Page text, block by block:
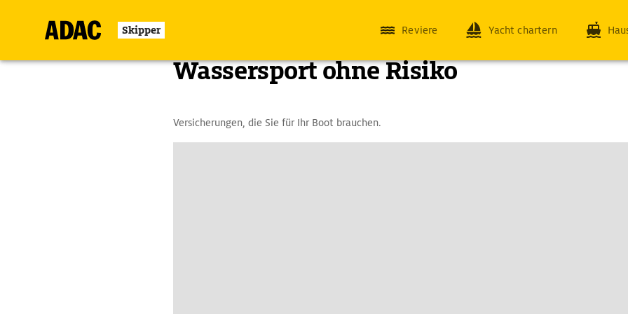
Skipper Reviere Yacht chartern
Wassersport ohne Risiko
Versicherungen, die Sie für Ihr Boot brauchen.